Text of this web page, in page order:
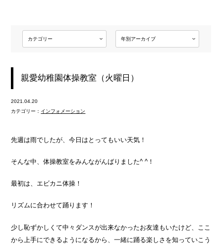
親愛幼稚園体操教室（火曜日）
2021.04.20
カテゴリー： インフォメーション
先週は雨でしたが、今日はとってもいい天気！
そんな中、体操教室をみんながんばりました^ ^！
最初は、エビカニ体操！
リズムに合わせて踊ります！
少し恥ずかしくて中々ダンスが出来なかったお友達もいたけど、ここ
から上手にできるようになるから、一緒に踊る楽しさを知っていこう